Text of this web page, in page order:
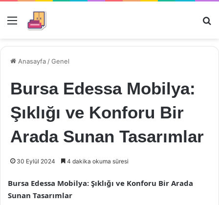
Menü
Anasayfa /Genel
Bursa Edessa Mobilya:
Şıklığı ve Konforu Bir
Arada Sunan Tasarımlar
30 Eylül 2024 4 dakika okuma süresi
Bursa Edessa Mobilya: Şıklığı ve Konforu Bir Arada
Sunan Tasarımlar